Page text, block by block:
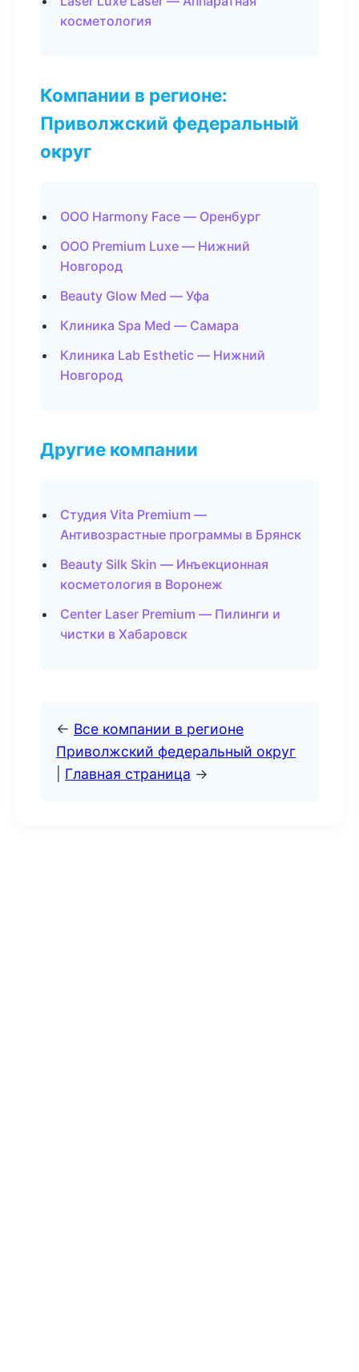
косметология
Компании в регионе:
Приволжский федеральный
округ
ООО Harmony Face — Оренбург
ООО Premium Luxe — Нижний
Новгород
Beauty Glow Med — Уфа
Клиника Spa Med — Самара
Клиника Lab Esthetic — Нижний
Новгород
Другие компании
Студия Vita Premium —
Антивозрастные программы в Брянск
Beauty Silk Skin — Инъекционная
косметология в Воронеж
Center Laser Premium — Пилинги и
чистки в Хабаровск
← Все компании в регионе
Приволжский федеральный округ
Главная страница →